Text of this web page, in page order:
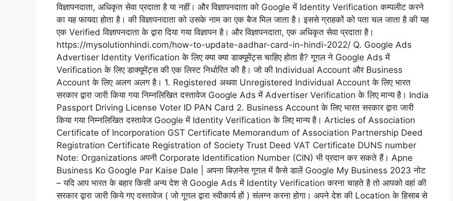
विज्ञापनदाता, अधिकृत सेवा प्रदाता है या नहीं। और विज्ञापनदाता को Google में Identity Verification कम्पलीट करने
का यह फायदा होता है। की विज्ञापनदाता को उसके नाम का एक बैज मिल जाता है। इससे ग्राहकों को पता चल जाता है की यह
एक Verified विज्ञापनदाता के द्वारा दिया गया विज्ञापन है। और विज्ञापनदाता, एक अधिकृत सेवा प्रदाता है।
https://mysolutionhindi.com/how-to-update-aadhar-card-in-hindi-2022/ Q. Google Ads
Advertiser Identity Verification के लिए क्या क्या डाक्यूमेंट्स चाहिए होता है? गूगल ने Google Ads में
Verification के लिए डाक्यूमेंट्स की एक लिस्ट निर्धारित की है। जो की Individual Account और Business
Account के लिए अलग अलग है। 1. Registered अथवा Unregistered Individual Account के लिए भारत
सरकार द्वारा जारी किया गया निम्नलिखित दस्तावेज Google Ads में Advertiser Verification के लिए मान्य है। India
Passport Driving License Voter ID PAN Card 2. Business Account के लिए भारत सरकार द्वारा जारी
किया गया निम्नलिखित दस्तावेज Google में Identity Verification के लिए मान्य है। Articles of Association
Certificate of Incorporation GST Certificate Memorandum of Association Partnership Deed
Registration Certificate Registration of Society Trust Deed VAT Certificate DUNS number
Note: Organizations अपनी Corporate Identification Number (CIN) भी प्रदान कर सकते हैं। Apne
Business Ko Google Par Kaise Dale | अपना बिज़नेस गूगल में कैसे डालें Google My Business 2023 नोट
– यदि आप भारत के बहार किसी अन्य देश से Google Ads में Identity Verification करना चाहते है तो आपको वहां की
सरकार द्वारा जारी किये गए दस्तावेज ( जो गूगल द्वारा स्वीकार्य हों ) संलग्न करना होगा। अपने देश की Location के हिसाब से